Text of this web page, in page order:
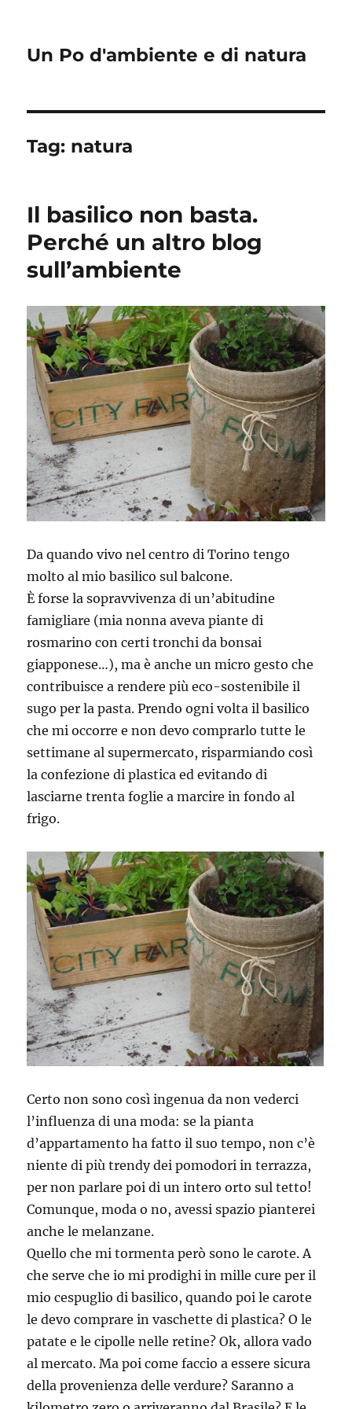
Un Po d'ambiente e di natura
Tag: natura
Il basilico non basta.
Perché un altro blog
sull’ambiente
Da quando vivo nel centro di Torino tengo
molto al mio basilico sul balcone.
È forse la sopravvivenza di un’abitudine
famigliare (mia nonna aveva piante di
rosmarino con certi tronchi da bonsai
giapponese…), ma è anche un micro gesto che
contribuisce a rendere più eco-sostenibile il
sugo per la pasta. Prendo ogni volta il basilico
che mi occorre e non devo comprarlo tutte le
settimane al supermercato, risparmiando così
la confezione di plastica ed evitando di
lasciarne trenta foglie a marcire in fondo al
frigo.
Certo non sono così ingenua da non vederci
l’influenza di una moda: se la pianta
d’appartamento ha fatto il suo tempo, non c’è
niente di più trendy dei pomodori in terrazza,
per non parlare poi di un intero orto sul tetto!
Comunque, moda o no, avessi spazio pianterei
anche le melanzane.
Quello che mi tormenta però sono le carote. A
che serve che io mi prodighi in mille cure per il
mio cespuglio di basilico, quando poi le carote
le devo comprare in vaschette di plastica? O le
patate e le cipolle nelle retine? Ok, allora vado
al mercato. Ma poi come faccio a essere sicura
della provenienza delle verdure? Saranno a